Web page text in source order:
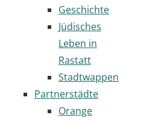
Geschichte
Jüdisches
Leben in
Rastatt
Stadtwappen
Partnerstädte
Orange